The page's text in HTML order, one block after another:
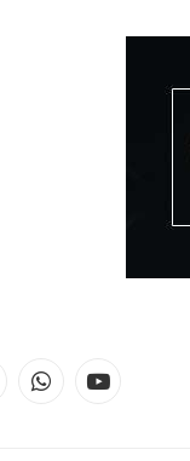
WhatsAppYouTube